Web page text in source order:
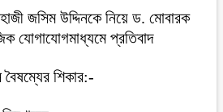
জসিম উদ্দিনকে নিয়ে ড. মোবারক
যোগাযোগমাধ্যমে প্রতিবাদ
শিকার:-